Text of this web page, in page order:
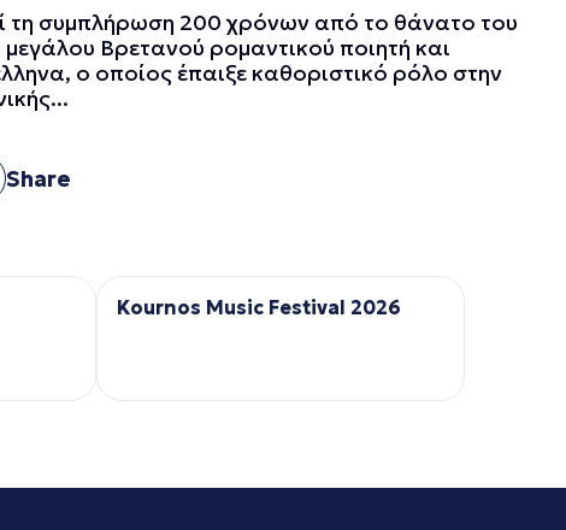
τη συμπλήρωση 200 χρόνων από το θάνατο του
Βρετανού ρομαντικού ποιητή και
ο οποίος έπαιξε καθοριστικό ρόλο στην
Share
Kournos Music Festival 2026